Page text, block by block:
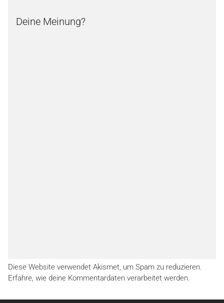
Deine Meinung?
Diese Website verwendet Akismet, um Spam zu reduzieren.
Erfahre, wie deine Kommentardaten verarbeitet werden.